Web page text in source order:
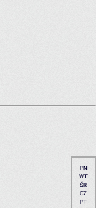
PN
WT
ŚR
CZ
PT